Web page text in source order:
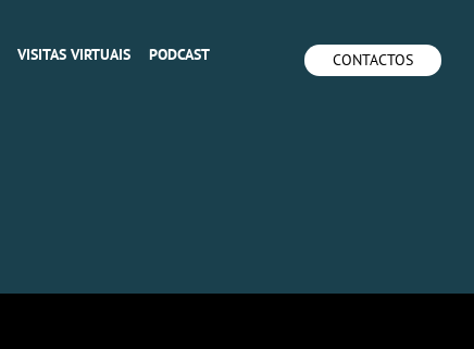
VISITAS VIRTUAIS PODCAST CONTACTOS